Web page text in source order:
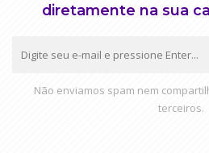
diretamente na sua
Não enviamos spam nem
terceiros.